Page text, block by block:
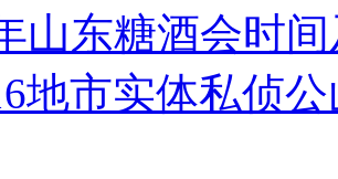
山东糖酒会时
地市实体私侦